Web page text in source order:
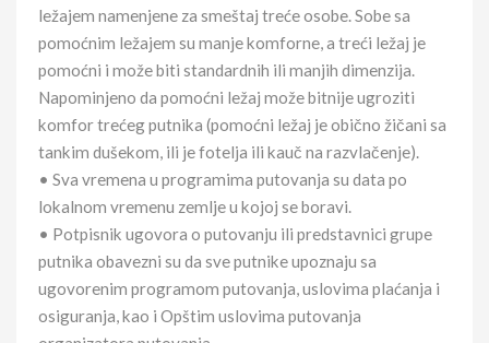
ležajem namenjene za smeštaj treće osobe. Sobe sa
pomoćnim ležajem su manje komforne, a treći ležaj je
pomoćni i može biti standardnih ili manjih dimenzija.
Napominjeno da pomoćni ležaj može bitnije ugroziti
komfor trećeg putnika (pomoćni ležaj je obično žičani sa
tankim dušekom, ili je fotelja ili kauč na razvlačenje).
• Sva vremena u programima putovanja su data po
lokalnom vremenu zemlje u kojoj se boravi.
• Potpisnik ugovora o putovanju ili predstavnici grupe
putnika obavezni su da sve putnike upoznaju sa
ugovorenim programom putovanja, uslovima plaćanja i
osiguranja, kao i Opštim uslovima putovanja